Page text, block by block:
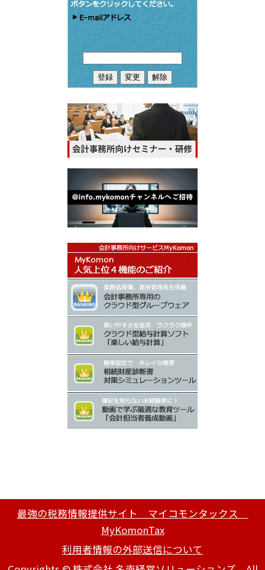
最強の税務情報提供サイト マイコモンタックス
MyKomonTax
利用者情報の外部送信について